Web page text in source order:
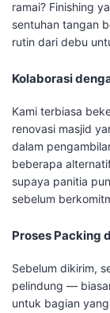
ramai? Finishing
sentuhan tangan
rutin dari debu
Kolaborasi
Kami terbiasa
renovasi masjid
dalam
beberapa
supaya panitia
sebelum
Proses Packing
Sebelum dikirim,
pelindung —
untuk bagian